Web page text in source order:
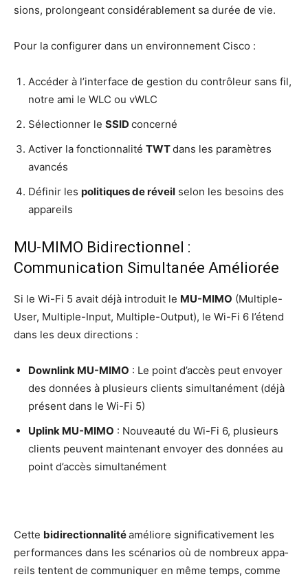
sions, pro­lon­geant consi­dé­ra­ble­ment sa durée de vie.
Pour la confi­gu­rer dans un envi­ron­ne­ment Cisco :
Accé­der à l’in­ter­face de ges­tion du contrô­leur sans fil,
notre ami le WLC ou vWLC
Sélec­tion­ner le SSID concer­né
Acti­ver la fonc­tion­na­li­té TWTdans les para­mètres
avancés
Défi­nir les poli­tiques de réveil selon les besoins des
appareils
MU-MIMO Bidirectionnel :
Communication Simultanée Améliorée
Si le Wi-Fi 5 avait déjà intro­duit le MU-MIMO (Mul­tiple-
User, Mul­tiple-Input, Mul­tiple-Out­put), le Wi-Fi 6 l’é­tend
dans les deux directions :
Down­link MU-MIMO : Le point d’ac­cès peut envoyer
des don­nées à plu­sieurs clients simul­ta­né­ment (déjà
pré­sent dans le Wi-Fi 5)
Uplink MU-MIMO : Nou­veau­té du Wi-Fi 6, plu­sieurs
clients peuvent main­te­nant envoyer des don­nées au
point d’ac­cès simultanément
Cette bidi­rec­tion­na­li­téamé­liore signi­fi­ca­ti­ve­ment les
per­for­mances dans les scé­na­rios où de nom­breux appa­
reils tentent de com­mu­ni­quer en même temps, comme